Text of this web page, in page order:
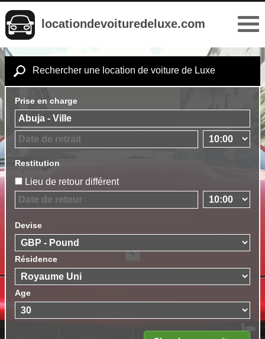
locationdevoituredeluxe.com
Rechercher une location de voiture de Luxe
Prise en charge
Restitution
Lieu de retour différent
Devise
Résidence
Age